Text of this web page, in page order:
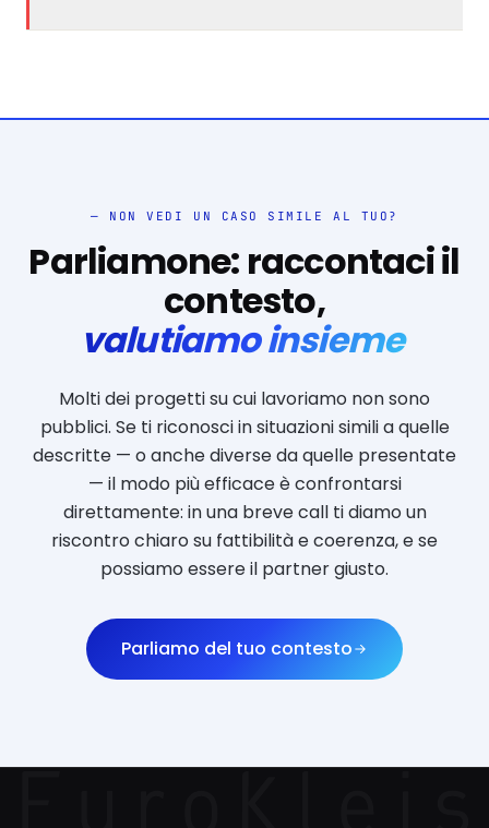
— NON VEDI UN CASO SIMILE AL TUO?
Parliamone: raccontaci il
contesto,
valutiamo insieme
Molti dei progetti su cui lavoriamo non sono
pubblici. Se ti riconosci in situazioni simili a quelle
descritte — o anche diverse da quelle presentate
— il modo più efficace è confrontarsi
direttamente: in una breve call ti diamo un
riscontro chiaro su fattibilità e coerenza, e se
possiamo essere il partner giusto.
Parliamo del tuo contesto